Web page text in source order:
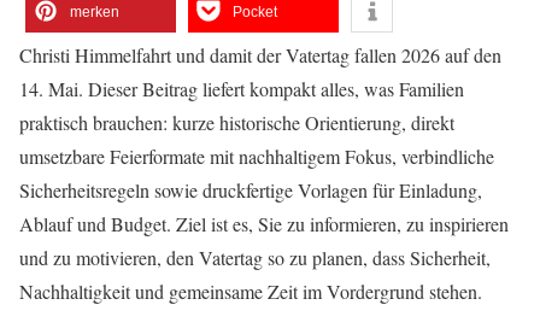
merken Pocket
Christi Himmelfahrt und damit der Vatertag fallen 2026 auf den
14. Mai. Dieser Beitrag liefert kompakt alles, was Familien
praktisch brauchen: kurze historische Orientierung, direkt
umsetzbare Feierformate mit nachhaltigem Fokus, verbindliche
Sicherheitsregeln sowie druckfertige Vorlagen für Einladung,
Ablauf und Budget. Ziel ist es, Sie zu informieren, zu inspirieren
und zu motivieren, den Vatertag so zu planen, dass Sicherheit,
Nachhaltigkeit und gemeinsame Zeit im Vordergrund stehen.